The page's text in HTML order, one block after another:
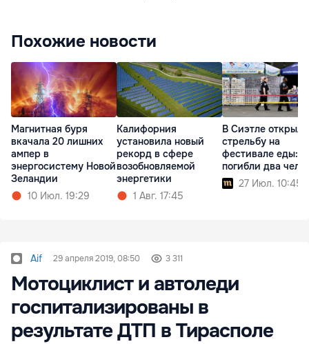
Похожие новости
Магнитная буря
вкачала 20 лишних
ампер в
энергосистему Новой
Зеландии
10 Июл. 19:29
Калифорния
установила новый
рекорд в сфере
возобновляемой
энергетики
1 Авг. 17:45
В Сиэтле открыли
стрельбу на
фестивале еды:
погибли два
27 Июл. 10:45
Aif 29 апреля 2019, 08:50 3 311
Мотоциклист и автоледи
госпитализированы в
результате ДТП в Тирасполе